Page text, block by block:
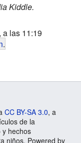
Kiddle.
a las 11:19
.
CC BY-SA 3.0, a
de la
y hechos
niños. Powered by